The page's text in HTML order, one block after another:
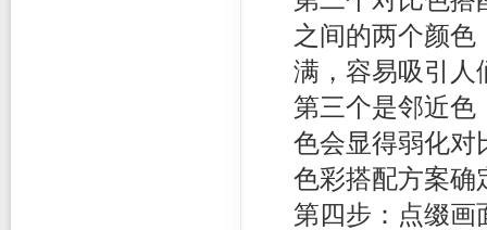
之间的两个颜色
满，容易吸引人
第三个是邻近色
色会显得弱化对
色彩搭配方案确
第四步：点缀画